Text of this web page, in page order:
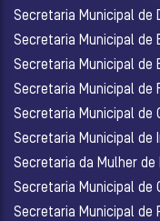
Secretaria Municipal de
Secretaria Municipal de
Secretaria Municipal de
Secretaria Municipal de
Secretaria Municipal de
Secretaria Municipal de
Secretaria da Mulher de
Secretaria Municipal de
Secretaria Municipal de